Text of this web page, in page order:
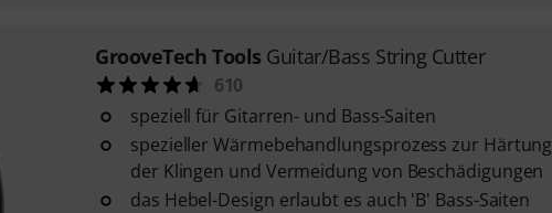
GrooveTech Tools Guitar/Bass String Cutter
610
speziell für Gitarren- und Bass-Saiten
spezieller Wärmebehandlungsprozess zur Härtung
der Klingen und Vermeidung von Beschädigungen
das Hebel-Design erlaubt es auch 'B' Bass-Saiten